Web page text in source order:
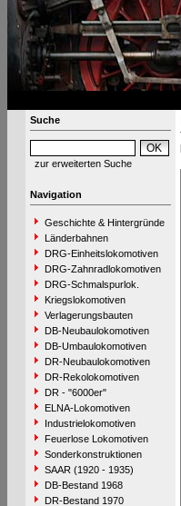
Suche
zur erweiterten Suche
Navigation
Geschichte & Hintergründe
Länderbahnen
DRG-Einheitslokomotiven
DRG-Zahnradlokomotiven
DRG-Schmalspurlok.
Kriegslokomotiven
Verlagerungsbauten
DB-Neubaulokomotiven
DB-Umbaulokomotiven
DR-Neubaulokomotiven
DR-Rekolokomotiven
DR - "6000er"
ELNA-Lokomotiven
Industrielokomotiven
Feuerlose Lokomotiven
Sonderkonstruktionen
SAAR (1920 - 1935)
DB-Bestand 1968
DR-Bestand 1970